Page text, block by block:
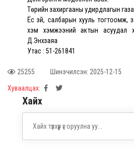
Төрийн захиргааны удирдлагын
Ёс зүй, салбарын хууль тогтоомж,
хэм хэмжээний актын асуудал
Д.Энхзаяа
Утас : 51-261841
25255 Шинэчилсэн: 2025-12-15
Хуваалцах:
Хайх